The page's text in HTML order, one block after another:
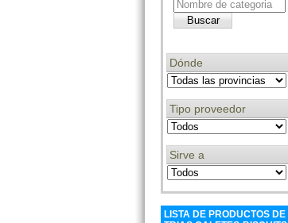
Dónde
Tipo proveedor
Sirve a
LISTA DE PRODUCTOS DE